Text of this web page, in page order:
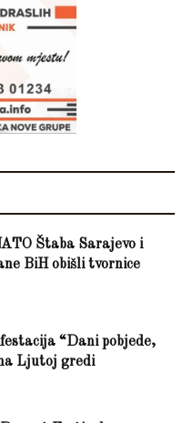
Štaba Sarajevo i
BiH obišli tvornice
“Dani pobjede,
Ljutoj gredi